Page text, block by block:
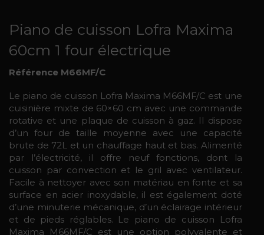
Piano de cuisson Lofra Maxima
60cm 1 four électrique
Référence M66MF/C
Le piano de cuisson Lofra Maxima M66MF/C est une
cuisinière mixte de 60×60 cm avec une commande
rotative et une plaque de cuisson à gaz. Il dispose
d’un four de taille moyenne avec une capacité
brute de 72L et un chauffage haut et bas. Alimenté
par l’électricité, il offre neuf fonctions, dont la
cuisson par convection et le gril avec ventilateur.
Facile à nettoyer avec son matériau en fonte et sa
surface en acier inoxydable, il est également doté
d’une minuterie mécanique, d’un éclairage intérieur
et de pieds réglables. Le piano de cuisson Lofra
Maxima M66MF/C est une option polyvalente et